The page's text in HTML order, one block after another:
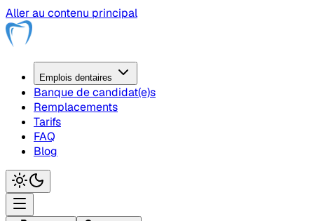
Aller au contenu principal
Emplois dentaires
Banque de candidat(e)s
Remplacements
Tarifs
FAQ
Blog